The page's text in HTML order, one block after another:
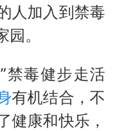
人加入到禁毒
。
禁毒健步走活
有机结合，不
健康和快乐，